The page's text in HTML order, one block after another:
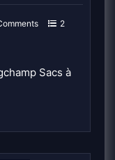
2
Sacs à